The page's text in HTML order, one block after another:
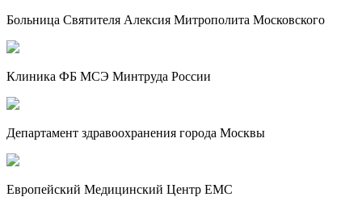
Больница Святителя Алексия Митрополита Московского
Клиника ФБ МСЭ Минтруда России
Департамент здравоохранения города Москвы
Европейский Медицинский Центр EMC